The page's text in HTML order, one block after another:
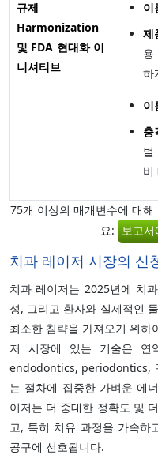
규제
Harmonization
및 FDA 현대화 이
니셔티브
이
제
용
하
이
충
벌
비
75개 이상의 매개변수에 대
요: 보고서
치과 레이저 시장의 신
치과 레이저는 2025년에 치
성, 그리고 환자와 실제적인
최소한 침략을 가져오기 위
저 시장에 있는 기술은 연
endodontics, periodontics,
는 절차에 집중한 가벼운 에
이저는 더 중대한 정확도 및
고, 특히 치유 과정을 가속하
공구에 선호됩니다.